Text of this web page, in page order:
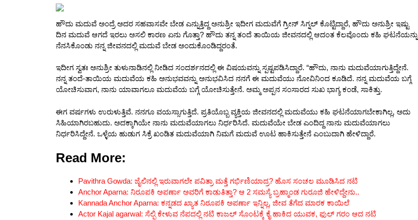
ಹೌದು ಮದುವೆ ಅಂದ್ರೆ ಅದರ ಸಹವಾಸವೇ ಬೇಡ ಎನ್ನುತ್ತಿದ್ದ ಅನುಶ್ರೀ ಇದೀಗ ಮದುವೆಗೆ ಗ್ರೀನ್ ಸಿಗ್ನಲ್ ಕೊಟ್ಟಿದ್ದಾರೆ, ಹೌದು ಅನುಶ್ರೀ ಇಷ್ಟು
ದಿನ ಮದುವೆ ಆಗದೆ ಇರಲು ಅಸಲಿ ಕಾರಣ ಏನು ಗೊತ್ತಾ? ಹೌದು ತನ್ನ ತಂದೆ ತಾಯಿಯ ಜೀವನದಲ್ಲಿ ಆದಂತ ಕೆಲವೊಂದು ಕಹಿ ಘಟನೆಯನ್ನು
ನೆನಸಿಕೊಂಡು ನನ್ನ ಜೀವನದಲ್ಲಿ ಮದುವೆ ಬೇಡ ಅಂದುಕೊಂಡಿದ್ದರಂತೆ.
ಇದೀಗ ಸ್ವತಃ ಅನುಶ್ರೀ ತುಳುನಾಡಿನಲ್ಲಿ ನೀಡಿದ ಸಂದರ್ಶನದಲ್ಲಿ ಈ ವಿಷಯವನ್ನು ಸ್ಪಷ್ಟಪಡಿಸಿದ್ದಾರೆ. “ಹೌದು, ನಾನು ಮದುವೆಯಾಗುತ್ತಿದ್ದೇನೆ.
ನನ್ನ ತಂದೆ-ತಾಯಿಯ ಮದುವೆಯ ಕಹಿ ಅನುಭವವನ್ನು ಅನುಭವಿಸಿದ ನನಗೆ ಈ ಮದುವೆಯು ನೋವಿನಿಂದ ಕೂಡಿದೆ. ನನ್ನ ಮದುವೆಯ ಬಗ್ಗೆ
ಯೋಚಿಸುವಾಗ, ನಾನು ಯಾವಾಗಲೂ ಮದುವೆಯ ಬಗ್ಗೆ ಯೋಚಿಸುತ್ತೇನೆ. ಅಮ್ಮ ಅಪ್ಪನ ಸಂಸಾರದ ಸುಖ ಭಾಗ್ಯ ಕಂಡೆ, ಸಾಕಿತ್ತು.
ಈಗ ವರ್ಷಗಳು ಉರುಳುತ್ತಿವೆ. ನನಗೂ ವಯಸ್ಸಾಗುತ್ತಿದೆ. ಪ್ರತಿಯೊಬ್ಬ ವ್ಯಕ್ತಿಯ ಜೀವನದಲ್ಲಿ ಮದುವೆಯು ಕಹಿ ಘಟನೆಯಾಗಬೇಕಾಗಿಲ್ಲ, ಅದು
ಸಿಹಿಯಾಗಿರಬಹುದು. ಅದಕ್ಕಾಗಿಯೇ ನಾನು ಮದುವೆಯಾಗಲು ನಿರ್ಧರಿಸಿದೆ. ಮದುವೆಯೇ ಬೇಡ ಎಂದಿದ್ದ ನಾನು ಮದುವೆಯಾಗಲು
ನಿರ್ಧರಿಸಿದ್ದೇನೆ. ಒಳ್ಳೆಯ ಹುಡುಗ ಸಿಕ್ರೆ ಖಂಡಿತ ಮದುವೆಯಾಗಿ ನಿಮಗೆ ಮದುವೆ ಊಟ ಹಾಕಿಸುತ್ತೇನೆ ಎಂಬುದಾಗಿ ಹೇಳಿದ್ದಾರೆ.
Read More:
Pavithra Gowda: ಜೈಲಿನಲ್ಲಿ ಇರುವಾಗಲೇ ಪವಿತ್ರಾ ಮತ್ತೆ ಗರ್ಭಿಣಿಯಾದ್ರ? ಹೊಸ ಸಂಚಲ ಮೂಡಿಸಿದ ನಟಿ
Anchor Aparna: ನಿರೂಪಕಿ ಅಪರ್ಣಾ ಅವರಿಗೆ ಕಾಡುತಿತ್ತಾ? ಆ 2 ಸಮಸ್ಯೆ ಬ್ರಹ್ಮಾಂಡ ಗುರೂಜಿ ಹೇಳಿದ್ದೇನು..
Kannada Anchor Aparna: ಕನ್ನಡದ ಖ್ಯಾತ ನಿರೂಪಕಿ ಅಪರ್ಣಾ ಇನ್ನಿಲ್ಲ, ಜೀವ ತೆಗೆದ ಮಾರಕ ಕಾಯಿಲೆ
Actor Kajal agarwal: ಸೆಲ್ಫಿ ಕೇಳುವ ನೆಪದಲ್ಲಿ ನಟಿ ಕಾಜಲ್ ಸೊಂಟಕ್ಕೆ ಕೈ ಹಾಕಿದ ಯುವಕ, ಫುಲ್ ಗರಂ ಆದ ನಟಿ